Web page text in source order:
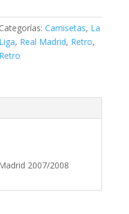
Categorías:Camisetas, La
Liga, Real Madrid, Retro,
Retro
2007/2008